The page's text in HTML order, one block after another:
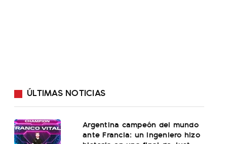
ÚLTIMAS NOTICIAS
Argentina campeón del mundo
ante Francia: un ingeniero hizo